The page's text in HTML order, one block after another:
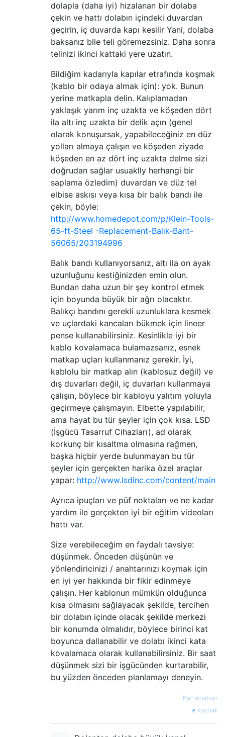
dolapla (daha iyi) hizalanan bir dolaba
çekin ve hattı dolabın içindeki duvardan
geçirin, iç duvarda kapı kesilir Yani, dolaba
baksanız bile teli göremezsiniz. Daha sonra
telinizi ikinci kattaki yere uzatın.
Bildiğim kadarıyla kapılar etrafında koşmak
(kablo bir odaya almak için): yok. Bunun
yerine matkapla delin. Kalıplamadan
yaklaşık yarım inç uzakta ve köşeden dört
ila altı inç uzakta bir delik açın (genel
olarak konuşursak, yapabileceğiniz en düz
yolları almaya çalışın ve köşeden ziyade
köşeden en az dört inç uzakta delme sizi
doğrudan sağlar usuaklly herhangi bir
saplama özledim) duvardan ve düz tel
elbise askısı veya kısa bir balık bandı ile
çekin, böyle:
http://www.homedepot.com/p/Klein-Tools-
65-ft-Steel -Replacement-Balık-Bant-
56065/203194996
Balık bandı kullanıyorsanız, altı ila on ayak
uzunluğunu kestiğinizden emin olun.
Bundan daha uzun bir şey kontrol etmek
için boyunda büyük bir ağrı olacaktır.
Balıkçı bandını gerekli uzunluklara kesmek
ve uçlardaki kancaları bükmek için lineer
pense kullanabilirsiniz. Kesinlikle iyi bir
kablo kovalamaca bulamazsanız, esnek
matkap uçları kullanmanız gerekir. İyi,
kablolu bir matkap alın (kablosuz değil) ve
dış duvarları değil, iç duvarları kullanmaya
çalışın, böylece bir kabloyu yalıtım yoluyla
geçirmeye çalışmayın. Elbette yapılabilir,
ama hayat bu tür şeyler için çok kısa. LSD
(İşgücü Tasarruf Cihazları), ad olarak
korkunç bir kısaltma olmasına rağmen,
başka hiçbir yerde bulunmayan bu tür
şeyler için gerçekten harika özel araçlar
yapar: http://www.lsdinc.com/content/main
Ayrıca ipuçları ve püf noktaları ve ne kadar
yardım ile gerçekten iyi bir eğitim videoları
hattı var.
Size verebileceğim en faydalı tavsiye:
düşünmek. Önceden düşünün ve
yönlendiricinizi / anahtarınızı koymak için
en iyi yer hakkında bir fikir edinmeye
çalışın. Her kablonun mümkün olduğunca
kısa olmasını sağlayacak şekilde, tercihen
bir dolabın içinde olacak şekilde merkezi
bir konumda olmalıdır, böylece birinci kat
boyunca dallanabilir ve dolabı ikinci kata
kovalamaca olarak kullanabilirsiniz. Bir saat
düşünmek sizi bir işgücünden kurtarabilir,
bu yüzden önceden planlamayı deneyin.
— Kameraman
kaynak